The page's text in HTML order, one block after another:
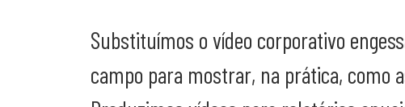
Substituímos o vídeo corporativo
campo para mostrar, na prática, como